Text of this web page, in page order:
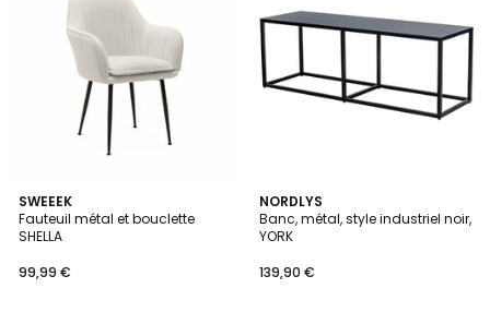
SWEEEK
Fauteuil métal et bouclette
SHELLA
99,99 €
4,9
/ 5
NORDLYS
Banc, métal, style industriel noir,
YORK
139,90 €